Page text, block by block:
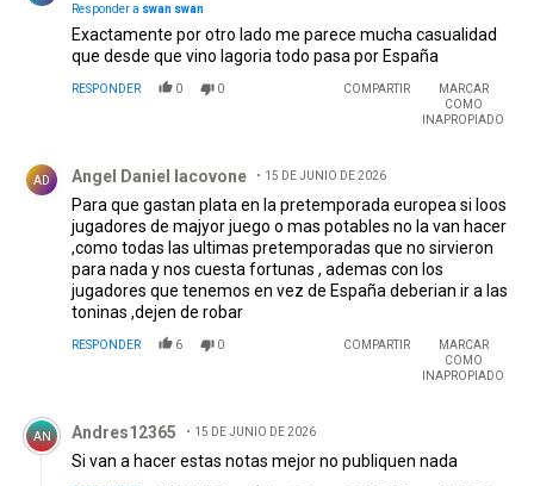
Responder a swan swan
Exactamente por otro lado me parece mucha casualidad
que desde que vino lagoria todo pasa por España
RESPONDER 0 0 COMPARTIR
MARCAR
COMO
INAPROPIADO
AD Angel Daniel Iacovone 15 DE JUNIO DE 2026
Para que gastan plata en la pretemporada europea si loos
jugadores de majyor juego o mas potables no la van hacer
,como todas las ultimas pretemporadas que no sirvieron
para nada y nos cuesta fortunas , ademas con los
jugadores que tenemos en vez de España deberian ir a las
toninas ,dejen de robar
RESPONDER 6 0 COMPARTIR
MARCAR
COMO
INAPROPIADO
Comentario de Andres12365.
AN Andres12365 15 DE JUNIO DE 2026
Si van a hacer estas notas mejor no publiquen nada